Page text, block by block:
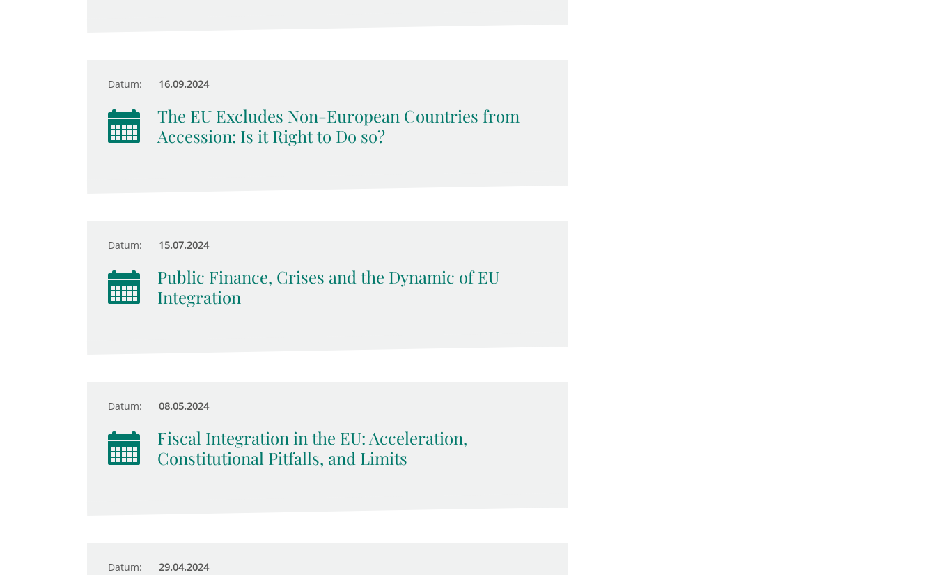
Datum: 16.09.2024
The EU Excludes Non-European Countries from
Accession: Is it Right to Do so?
Datum: 15.07.2024
Public Finance, Crises and the Dynamic of EU
Integration
Datum: 08.05.2024
Fiscal Integration in the EU: Acceleration,
Constitutional Pitfalls, and Limits
Datum: 29.04.2024